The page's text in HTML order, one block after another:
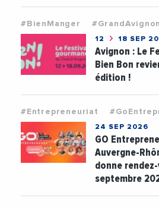
#BienManger #GrandAvignon
12 18 SEP
Avignon : Le
Bien Bon
édition !
#Entrepreneuriat
24 SEP 2026
GO
Auvergne-
donne
septembre